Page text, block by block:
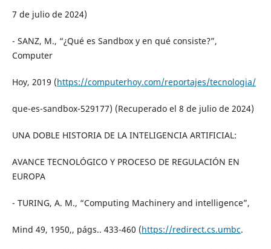
7 de julio de 2024)
- SANZ, M., “¿Qué es Sandbox y en qué consiste?”,
Computer
Hoy, 2019 (https://computerhoy.com/reportajes/tecnologia/
que-es-sandbox-529177) (Recuperado el 8 de julio de 2024)
UNA DOBLE HISTORIA DE LA INTELIGENCIA ARTIFICIAL:
AVANCE TECNOLÓGICO Y PROCESO DE REGULACIÓN EN
EUROPA
- TURING, A. M., “Computing Machinery and intelligence”,
Mind 49, 1950,, págs.. 433-460 (https://redirect.cs.umbc.